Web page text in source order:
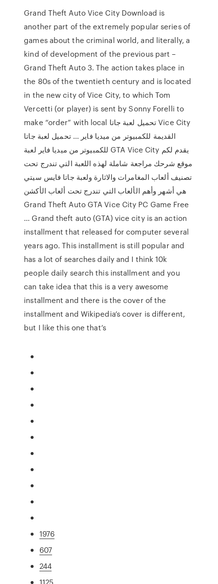
Grand Theft Auto Vice City Download is
another part of the extremely popular series of
games about the criminal world, and literally, a
kind of development of the previous part –
Grand Theft Auto 3. The action takes place in
the 80s of the twentieth century and is located
in the new city of Vice City, to which Tom
Vercetti (or player) is sent by Sonny Forelli to
make “order” with local تحميل لعبة جاتا Vice City
القديمة للكمبيوتر من ميديا فاير ... تحميل لعبة جاتا
للكمبيوتر من ميديا فاير لعبة GTA Vice City يقدم لكم
موقع شرحك مراجعة شاملة لهذه اللعبة التي تندرج تحت
تصنيف ألعاب المغامرات والاثارة ولعبة جاتا فايس سيتي
هي أشهر وأهم الألعاب التي تندرج تحت ألعاب الأكشن
Grand Theft Auto GTA Vice City PC Game Free
… Grand theft auto (GTA) vice city is an action
installment that released for computer several
years ago. This installment is still popular and
has a lot of searches daily and I think 10k
people daily search this installment and you
can take idea that this is a very awesome
installment and there is the cover of the
installment and Wikipedia’s cover is different,
but I like this one that’s
1976
607
244
1125